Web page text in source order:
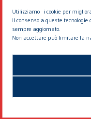
Utilizziamo i cookie per
Il consenso a queste
sempre aggiornato.
Non accettare può limitare la
©